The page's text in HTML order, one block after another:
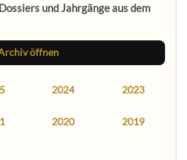
und Jahrgänge aus dem
öffnen
2024 2023
2020 2019